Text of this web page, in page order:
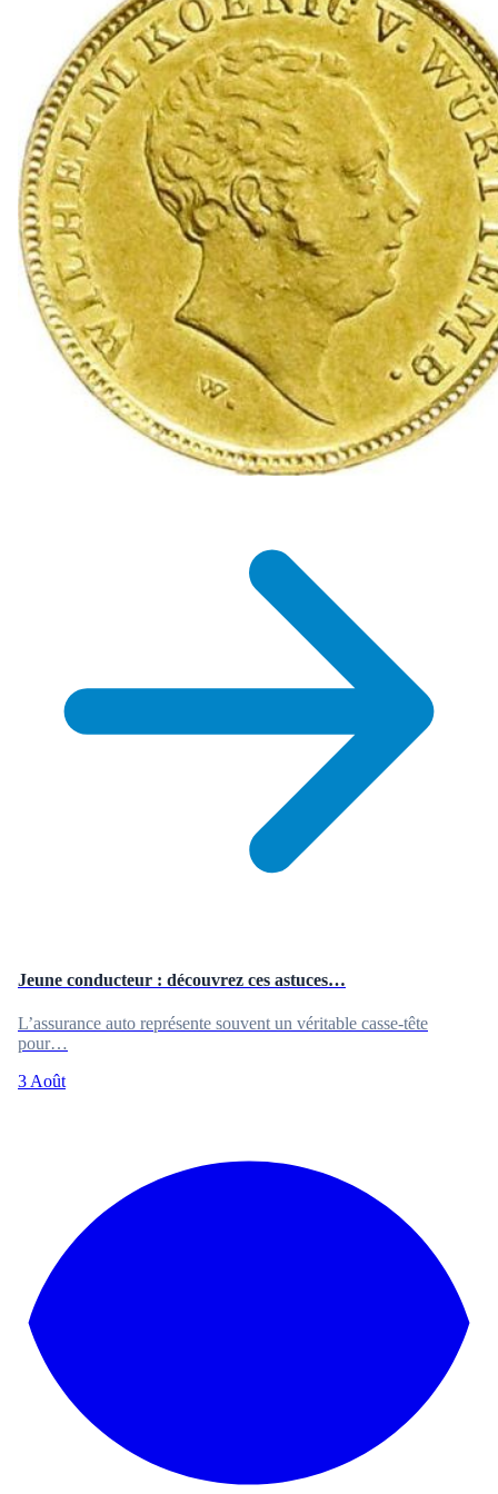
Jeune conducteur : découvrez ces astuces…
L’assurance auto représente souvent un véritable casse-tête
pour…
3 Août